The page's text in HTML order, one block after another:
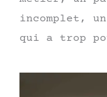
incomplet,
qui a trop